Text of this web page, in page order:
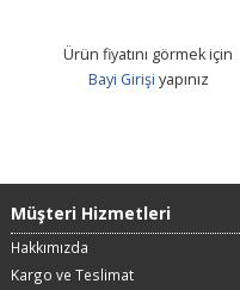
Ürün fiyatını görmek için
Bayi Girişi yapınız
Müşteri Hizmetleri
Hakkımızda
Kargo ve Teslimat